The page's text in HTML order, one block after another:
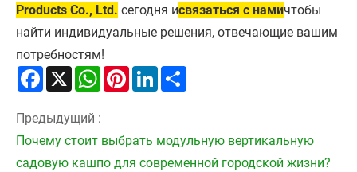
Products Co., Ltd. сегодня исвязаться с намичтобы
найти индивидуальные решения, отвечающие вашим
потребностям!
Facebook
X WhatsAppPinterestLinkedIn
Предыдущий :
Почему стоит выбрать модульную вертикальную
садовую кашпо для современной городской жизни?